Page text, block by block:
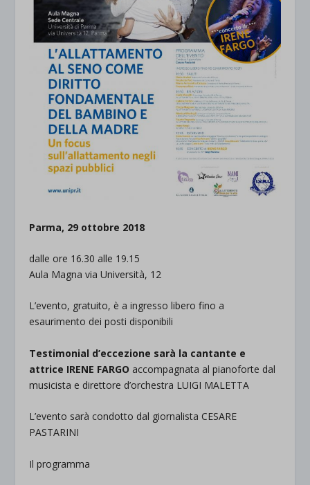
Parma, 29 ottobre 2018
dalle ore 16.30 alle 19.15
Aula Magna via Università, 12
L’evento, gratuito, è a ingresso libero fino a
esaurimento dei posti disponibili
Testimonial d’eccezione sarà la cantante e
attrice IRENE FARGO accompagnata al pianoforte dal
musicista e direttore d’orchestra LUIGI MALETTA
L’evento sarà condotto dal giornalista CESARE
PASTARINI
Il programma